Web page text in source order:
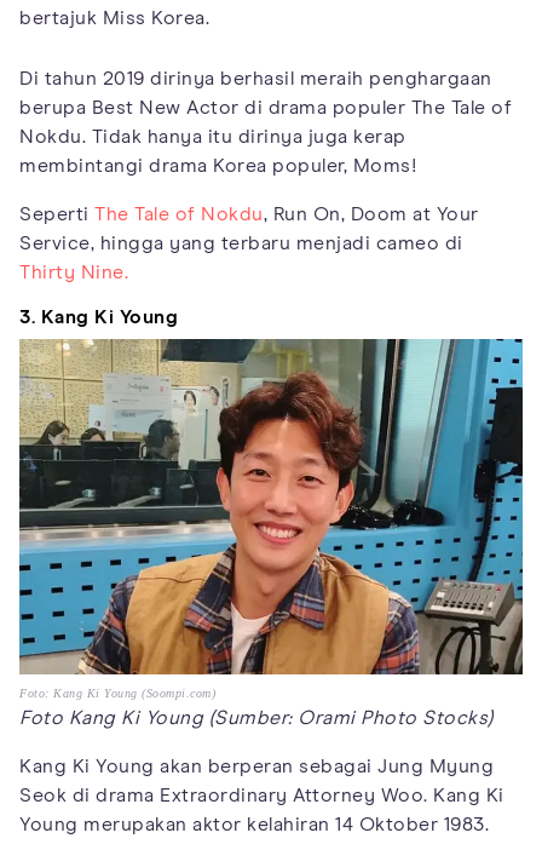
bertajuk Miss Korea.
Di tahun 2019 dirinya berhasil meraih penghargaan
berupa Best New Actor di drama populer The Tale of
Nokdu. Tidak hanya itu dirinya juga kerap
membintangi drama Korea populer, Moms!
Seperti The Tale of Nokdu, Run On, Doom at Your
Service, hingga yang terbaru menjadi cameo di
Thirty Nine.
3. Kang Ki Young
Foto: Kang Ki Young (Soompi.com)
Foto Kang Ki Young (Sumber: Orami Photo Stocks)
Kang Ki Young akan berperan sebagai Jung Myung
Seok di drama Extraordinary Attorney Woo. Kang Ki
Young merupakan aktor kelahiran 14 Oktober 1983.